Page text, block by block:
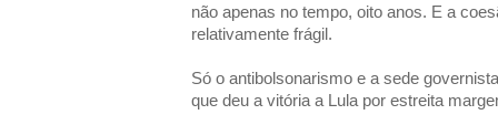
não apenas no tempo, oito anos. E a
relativamente frágil.
Só o antibolsonarismo e a sede
que deu a vitória a Lula por estreita